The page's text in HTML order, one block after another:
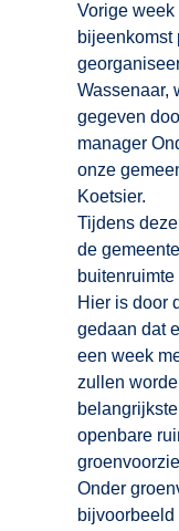
Vorige week
bijeenkomst
Wassenaar,
gegeven
manager
onze
Koetsier.
Tijdens
de
Hier is door
gedaan dat
een week
zullen
openbare
Onder